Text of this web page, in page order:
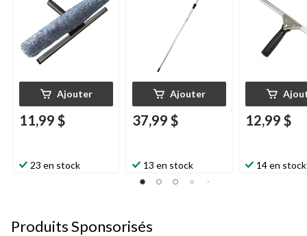
Ajouter
11,99 $
23 en stock
Ajouter
37,99 $
13 en stock
16 po
12,99 $
14 en stock
Produits Sponsorisés